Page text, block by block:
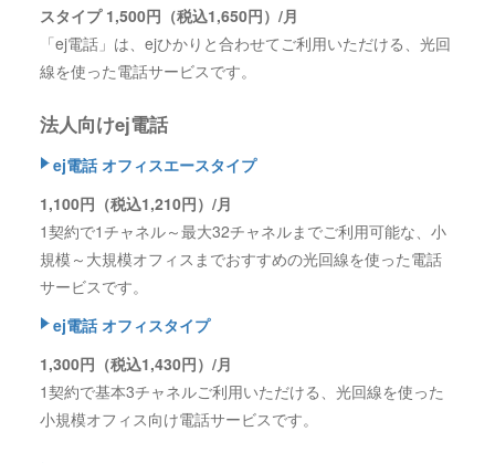
スタイプ 1,500円（税込1,650円）/月
「ej電話」は、ejひかりと合わせてご利用いただける、光回
線を使った電話サービスです。
法人向けej電話
ej電話 オフィスエースタイプ
1,100円（税込1,210円）/月
1契約で1チャネル～最大32チャネルまでご利用可能な、小
規模～大規模オフィスまでおすすめの光回線を使った電話
サービスです。
ej電話 オフィスタイプ
1,300円（税込1,430円）/月
1契約で基本3チャネルご利用いただける、光回線を使った
小規模オフィス向け電話サービスです。